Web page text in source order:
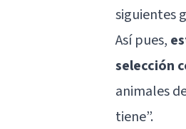
siguientes
Así pues,
selección
animales
tiene”.